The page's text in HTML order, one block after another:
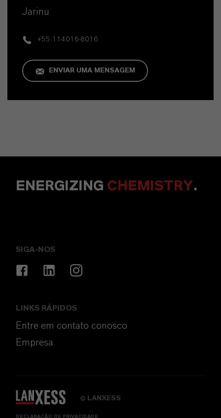
Jarinu
+55 114016-8016
ENVIAR UMA MENSAGEM
ENERGIZING CHEMISTRY.
SIGA-NOS
LINKS RÁPIDOS
Entre em contato conosco
Empresa
© LANXESS
DECLARAÇÃO DE PRIVACIDADE